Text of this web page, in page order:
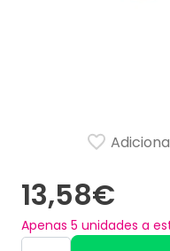
13,58€
Apenas 5 unidades a